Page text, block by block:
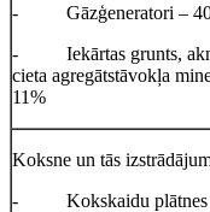
- Gāzģeneratori –
- Iekārtas grunts,
cieta agregātstāvokļa
11%
Koksne un tās
- Kokskaidu plātnes